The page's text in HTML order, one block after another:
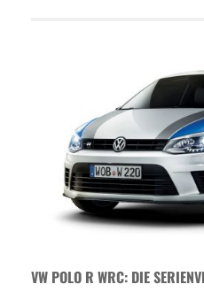
VW POLO R WRC: DIE